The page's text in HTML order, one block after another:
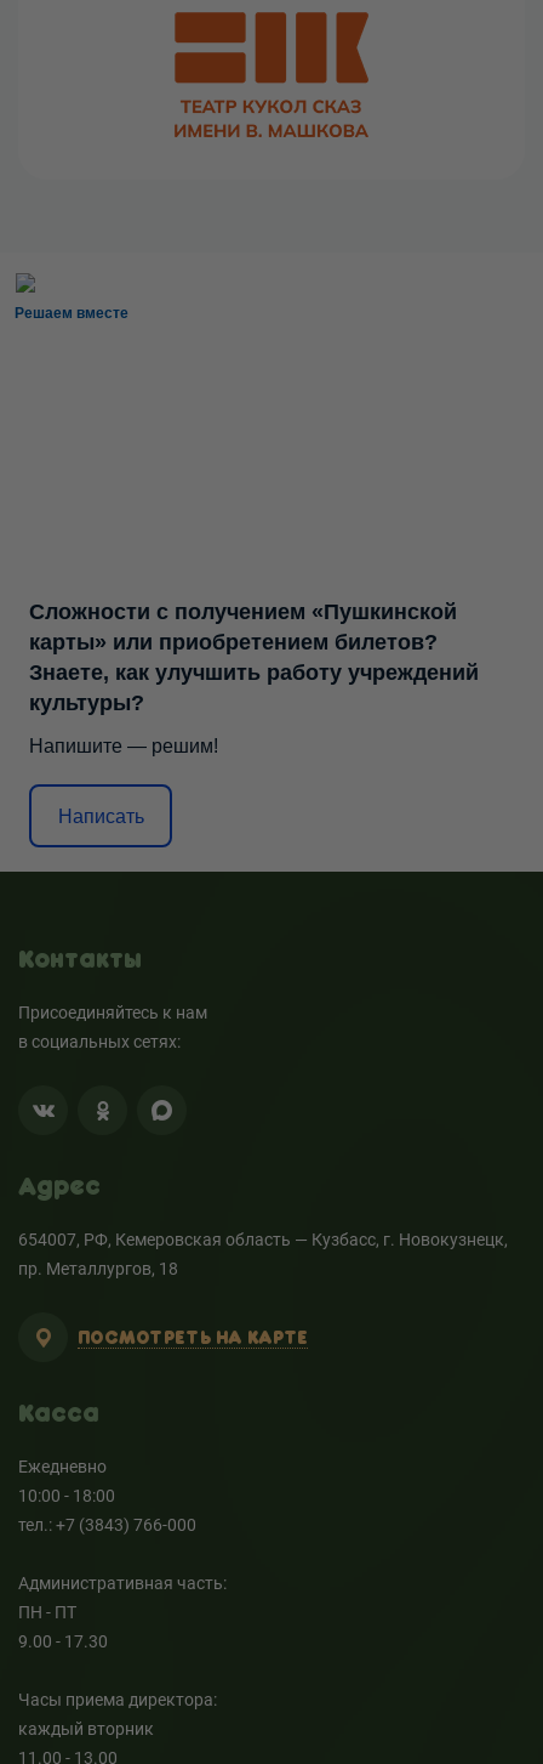
Решаем вместе
Сложности с получением «Пушкинской
карты» или приобретением билетов?
Знаете, как улучшить работу учреждений
культуры?
Напишите — решим!
Написать
Контакты
Присоединяйтесь к нам
в социальных сетях:
Адрес
654007, РФ, Кемеровская область — Кузбасс, г. Новокузнецк,
пр. Металлургов, 18
ПОСМОТРЕТЬ НА КАРТЕ
Касса
Ежедневно
10:00 - 18:00
тел.: +7 (3843) 766-000
Административная часть:
ПН - ПТ
9.00 - 17.30
Часы приема директора:
каждый вторник
11.00 - 13.00